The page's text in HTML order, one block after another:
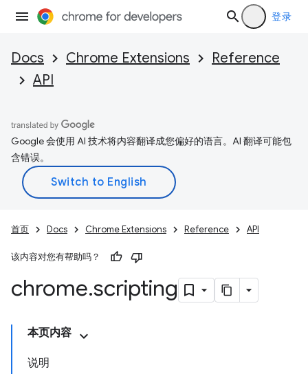
登录
Docs Chrome Extensions
Reference
API
Google 会使用 AI 技术将内容翻译成您偏好的语言。AI 翻译可能包
含错误。
首页 Docs Chrome Extensions Reference API
该内容对您有帮助吗？
chrome.scripting
本页内容
说明